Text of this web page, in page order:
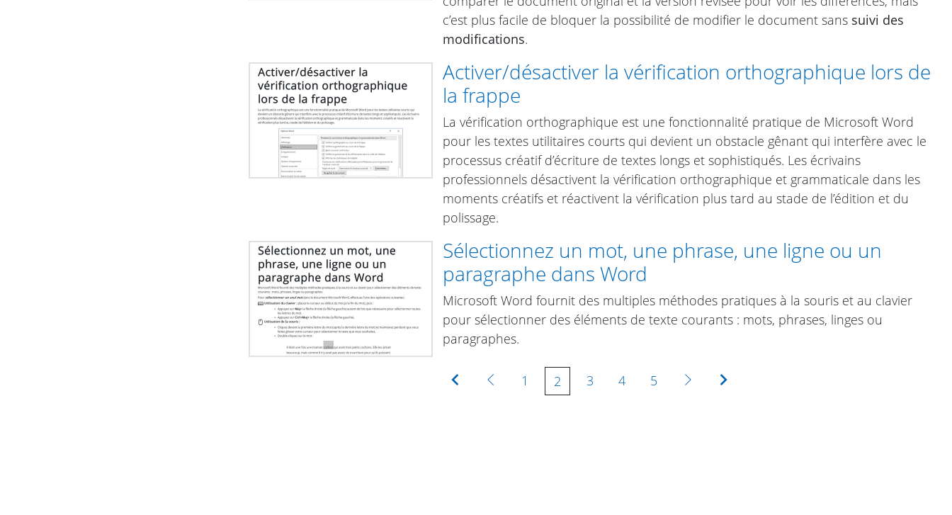
c’est plus facile de bloquer la possibilité de modifier le document sans suivi des
modifications.
Activer/désactiver la vérification orthographique lors de
la frappe
La vérification orthographique est une fonctionnalité pratique de Microsoft Word
pour les textes utilitaires courts qui devient un obstacle gênant qui interfère avec le
processus créatif d’écriture de textes longs et sophistiqués. Les écrivains
professionnels désactivent la vérification orthographique et grammaticale dans les
moments créatifs et réactivent la vérification plus tard au stade de l’édition et du
polissage.
Sélectionnez un mot, une phrase, une ligne ou un
paragraphe dans Word
Microsoft Word fournit des multiples méthodes pratiques à la souris et au clavier
pour sélectionner des éléments de texte courants : mots, phrases, linges ou
paragraphes.
PremièrePrécédente
1 2 3 4 5 Suivante